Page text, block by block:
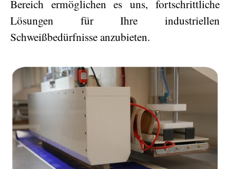
Bereich ermöglichen es uns, fortschrittliche
Lösungen für Ihre industriellen
Schweißbedürfnisse anzubieten.